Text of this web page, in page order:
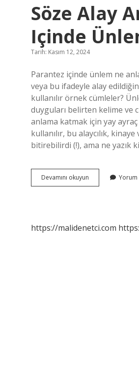
Söze Alay
Içinde
Tarih: Kasım 12, 2024
Parantez içinde ünlem ne
veya bu ifadeyle alay
kullanılır örnek cümleler?
duyguları belirten kelime ve
anlama katmak için yay
kullanılır, bu alaycılık,
bitirebilirdi (!), ama ne yazık
Devamını okuyun
Alay
Içinde
Yorum
https://malidenetci.com